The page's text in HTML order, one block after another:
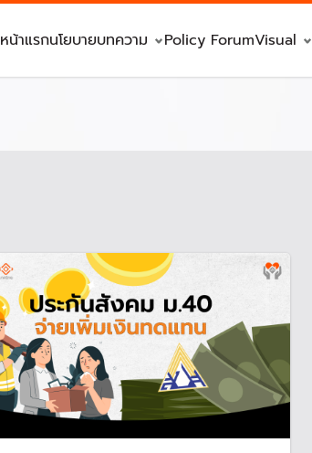
หน้าแรกนโยบายบทความ Policy ForumVisual